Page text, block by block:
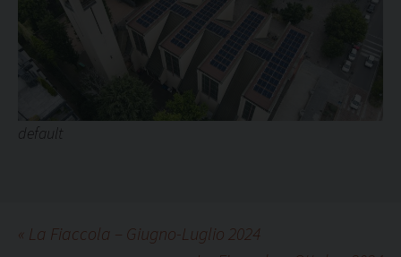
default
« La Fiaccola – Giugno-Luglio 2024